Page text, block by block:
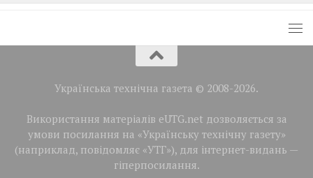
Українська технічна газета © 2008-2026.
Використання матеріалів eUTG.net дозволяється за
умови посилання на «Українську технічну газету»
(наприклад, повідомляє «УТГ»), для інтернет-видань —
гіперпосилання.